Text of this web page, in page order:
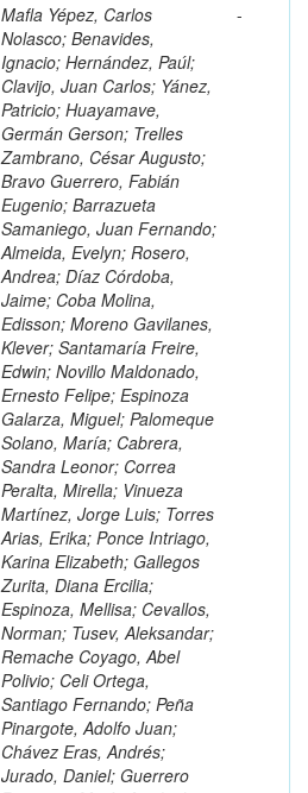
Mafla Yépez, Carlos
Nolasco; Benavides,
Ignacio; Hernández, Paúl;
Clavijo, Juan Carlos; Yánez,
Patricio; Huayamave,
Germán Gerson; Trelles
Zambrano, César Augusto;
Bravo Guerrero, Fabián
Eugenio; Barrazueta
Samaniego, Juan Fernando;
Almeida, Evelyn; Rosero,
Andrea; Díaz Córdoba,
Jaime; Coba Molina,
Edisson; Moreno Gavilanes,
Klever; Santamaría Freire,
Edwin; Novillo Maldonado,
Ernesto Felipe; Espinoza
Galarza, Miguel; Palomeque
Solano, María; Cabrera,
Sandra Leonor; Correa
Peralta, Mirella; Vinueza
Martínez, Jorge Luis; Torres
Arias, Erika; Ponce Intriago,
Karina Elizabeth; Gallegos
Zurita, Diana Ercilia;
Espinoza, Mellisa; Cevallos,
Norman; Tusev, Aleksandar;
Remache Coyago, Abel
Polivio; Celi Ortega,
Santiago Fernando; Peña
Pinargote, Adolfo Juan;
Chávez Eras, Andrés;
Jurado, Daniel; Guerrero
-